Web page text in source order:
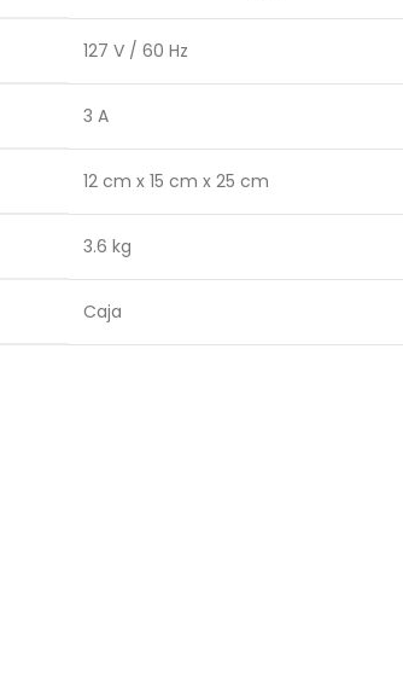
127 V / 60 Hz
3 A
12 cm x 15 cm x 25 cm
3.6 kg
Caja